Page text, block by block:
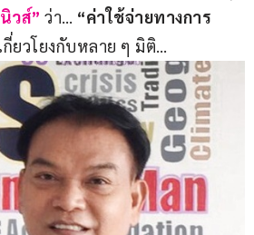
วส์” ว่า… “ค่าใช้จ่ายทางการ
ยวโยงกับหลาย ๆ มิติ…